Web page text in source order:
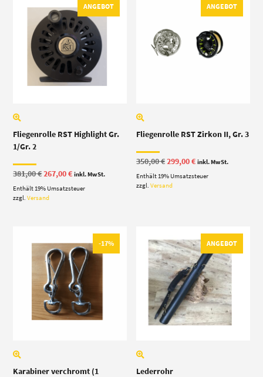
ANGEBOT
Fliegenrolle RST Highlight Gr.
1/Gr. 2
381,00€Ursprünglicher
Preis
war:
381,00 €
267,00€Aktueller
ist:
inkl. MwSt.
Enthält 19% Umsatzsteuer
zzgl.Versand
ANGEBOT
Fliegenrolle RST Zirkon II, Gr. 3
350,00€Ursprünglicher
Preis
war:
350,00 €
299,00€Aktueller
ist:
inkl. MwSt.
Enthält 19% Umsatzsteuer
zzgl.Versand
-17%
Karabiner verchromt (1
ANGEBOT
Lederrohr